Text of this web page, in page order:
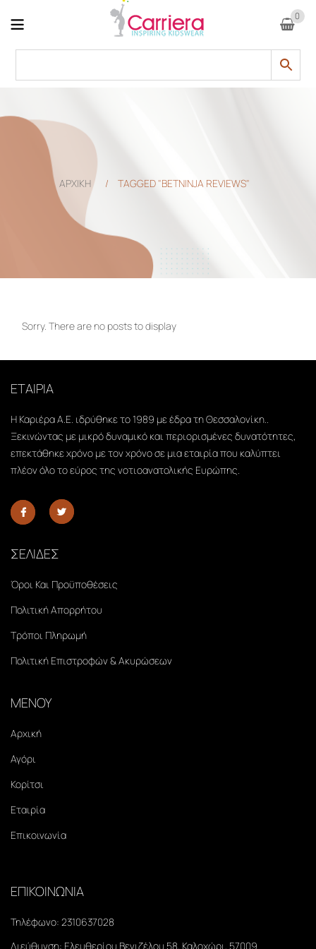
0
ΑΡΧΙΚΗ / TAGGED "BETNINJA REVIEWS"
Sorry. There are no posts to display
ΕΤΑΙΡΙΑ
Η Καριέρα Α.Ε. ιδρύθηκε το 1989 με έδρα τη Θεσσαλονίκη..
Ξεκινώντας με μικρό δυναμικό και περιορισμένες δυνατότητες,
επεκτάθηκε χρόνο με τον χρόνο σε μια εταιρία που καλύπτει
πλέον όλο το εύρος της νοτιοανατολικής Ευρώπης.
ΣΕΛΙΔΕΣ
Όροι Και Προϋποθέσεις
Πολιτική Απορρήτου
Τρόποι Πληρωμή
Πολιτική Επιστροφών & Ακυρώσεων
ΜΕΝΟΥ
Αρχική
Αγόρι
Κορίτσι
Εταιρία
Επικοινωνία
ΕΠΙΚΟΙΝΩΝΙΑ
Τηλέφωνο: 2310637028
Διεύθυνση: Ελευθερίου Βενιζέλου 58, Καλοχώρι, 57009